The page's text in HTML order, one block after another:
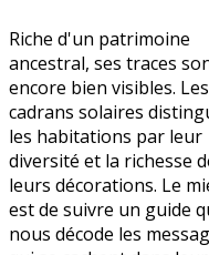
Riche d'un patrimoine
ancestral, ses traces
encore bien visibles. Les
cadrans solaires
les habitations par leur
diversité et la richesse
leurs décorations. Le
est de suivre un guide
nous décode les